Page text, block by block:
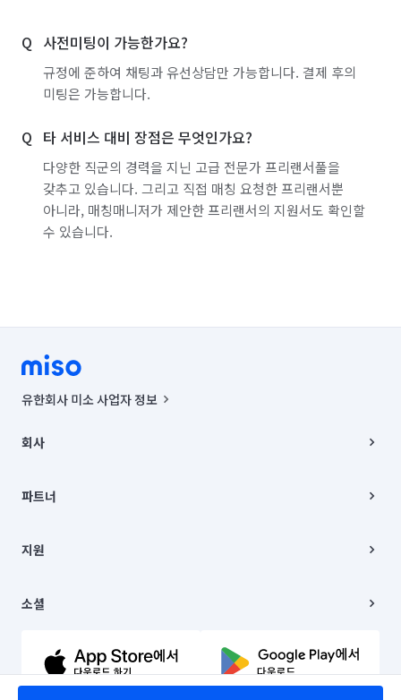
사전미팅이 가능한가요?
규정에 준하여 채팅과 유선상담만 가능합니다. 결제 후의
미팅은 가능합니다.
타 서비스 대비 장점은 무엇인가요?
다양한 직군의 경력을 지닌 고급 전문가 프리랜서풀을
갖추고 있습니다. 그리고 직접 매칭 요청한 프리랜서뿐
아니라, 매칭매니저가 제안한 프리랜서의 지원서도 확인할
수 있습니다.
유한회사 미소 사업자 정보
00019 |
주소 | 본사: 서울특별시 종로구 율곡로 6(중학동, 트윈트리빌딩) B동 5층
컨택센터 : 서울특별시 종로구 수송동 율곡로 24, 7층, 8층 미소
상품, 상품정보, 거래에 관한 의무와 책임은 거래당사자에게 있습니다.
언론 보도 관련 문의:
© 유한회사 미소. Miso, Inc. All Rights Reserved.
회사
채용
파트너
이사
지원
이용약관
문의하기
소셜
유튜브